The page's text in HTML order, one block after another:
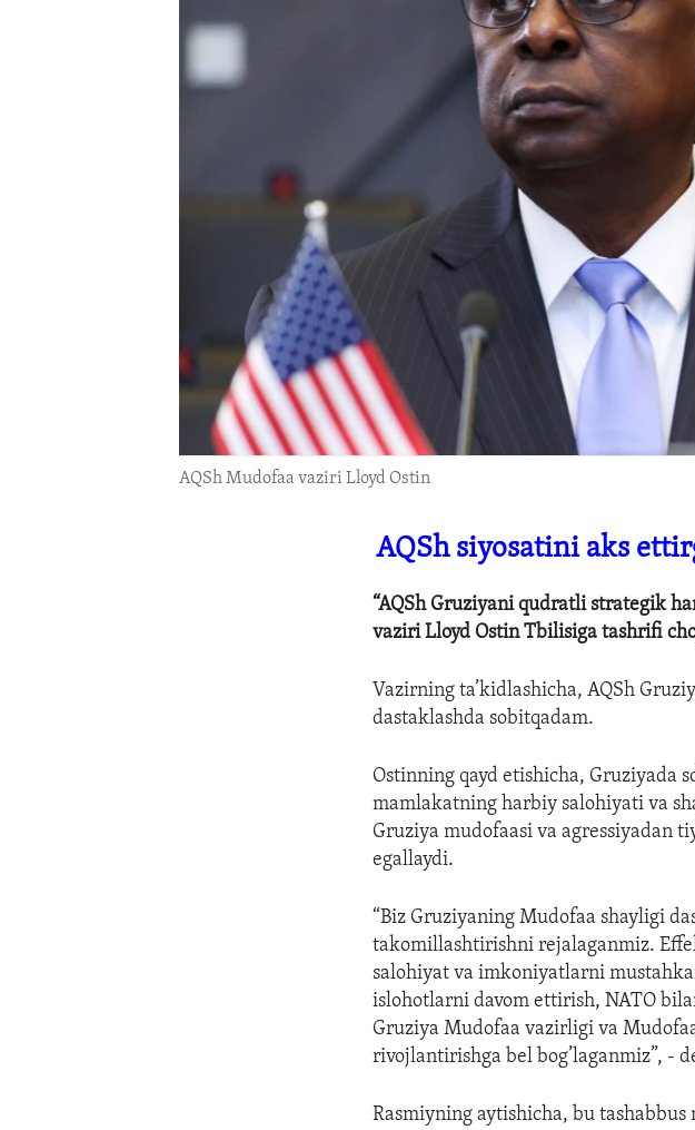
AQSh Mudofaa vaziri Lloyd Ostin
AQSh siyosatini aks
“AQSh Gruziyani qudratli strategik
vaziri Lloyd Ostin Tbilisiga tashrifi
Vazirning ta’kidlashicha, AQSh
dastaklashda sobitqadam.
Ostinning qayd etishicha, Gruziyada
mamlakatning harbiy salohiyati va
Gruziya mudofaasi va agressiyadan
egallaydi.
“Biz Gruziyaning Mudofaa shayligi
takomillashtirishni rejalaganmiz.
salohiyat va imkoniyatlarni
islohotlarni davom ettirish, NATO
Gruziya Mudofaa vazirligi va
rivojlantirishga bel bog’laganmiz”, -
Rasmiyning aytishicha, bu